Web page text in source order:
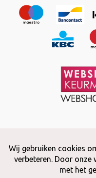
Copyright
Adax BV - 0032 (0)50 66 56